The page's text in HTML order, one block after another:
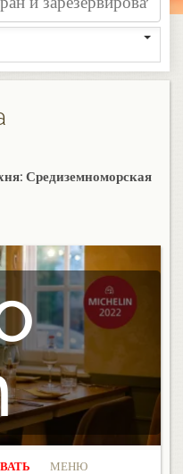
Средиземноморская
МЕНЮ